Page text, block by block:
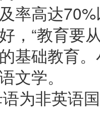
率高达
，“教育要
基础教育
文学。
为非英语